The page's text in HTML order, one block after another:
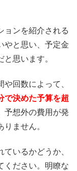
ョンを紹介される
やと思い、予定金
思います。
回数によって、
で決めた予算を超
予想外の費用が発
ません。
いるかどうか、
ください。明瞭な